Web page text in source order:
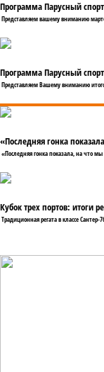
Программа Парусный
Представляем вашему вниманию
Программа Парусный
Представляем Вашему вниманию
«Последняя гонка
«Последняя гонка показала, на что
Кубок трех портов: итоги
Традиционная регата в классе Сантер-